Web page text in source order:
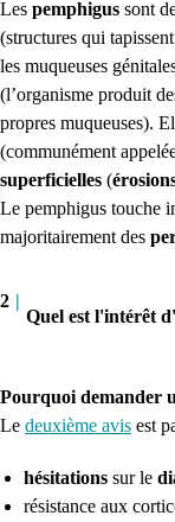
Les pemphigus sont
(structures qui
les muqueuses
(l’organisme produit
propres muqueuses).
(communément
superficielles (
Le pemphigus touche
majoritairement des
2 |
Quel est l'intérêt
Pourquoi demander
Le deuxième avis est
hésitations sur le
résistance aux